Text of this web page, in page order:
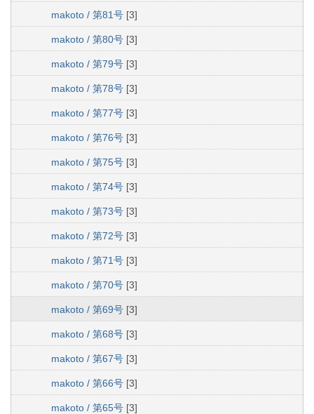
makoto / 第81号 [3]
makoto / 第80号 [3]
makoto / 第79号 [3]
makoto / 第78号 [3]
makoto / 第77号 [3]
makoto / 第76号 [3]
makoto / 第75号 [3]
makoto / 第74号 [3]
makoto / 第73号 [3]
makoto / 第72号 [3]
makoto / 第71号 [3]
makoto / 第70号 [3]
makoto / 第69号 [3]
makoto / 第68号 [3]
makoto / 第67号 [3]
makoto / 第66号 [3]
makoto / 第65号 [3]